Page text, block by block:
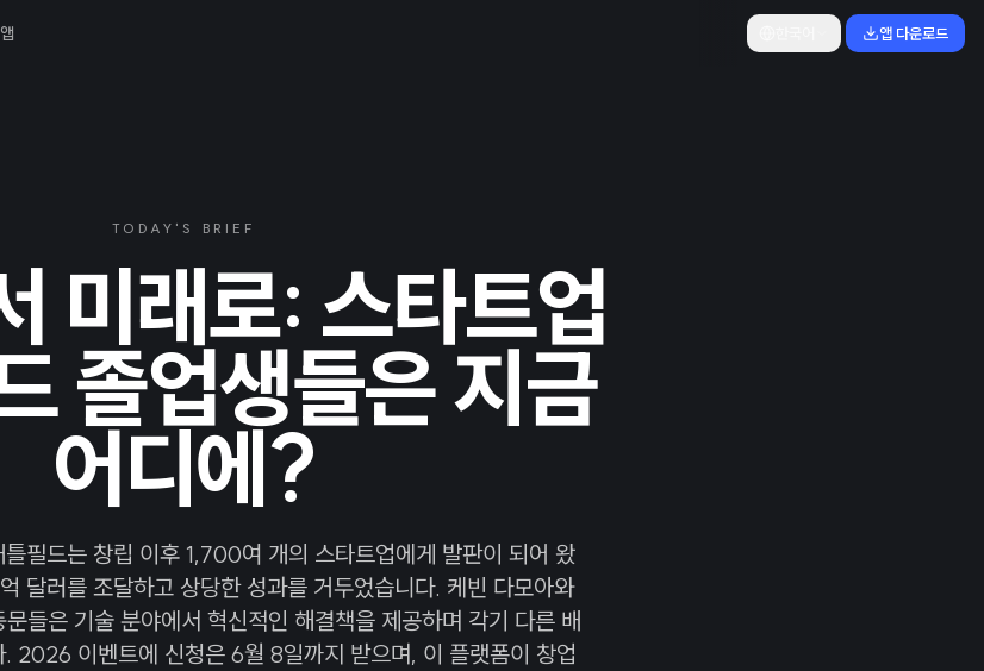
앱 다운로드
TODAY'S BRIEF
미래로: 스타트업
졸업생들은 지금
어디에?
필드는 창립 이후 1,700여 개의 스타트업에게 발판이 되어 왔
달러를 조달하고 상당한 성과를 거두었습니다. 케빈 다모아와
들은 기술 분야에서 혁신적인 해결책을 제공하며 각기 다른 배
2026 이벤트에 신청은 6월 8일까지 받으며, 이 플랫폼이 창업